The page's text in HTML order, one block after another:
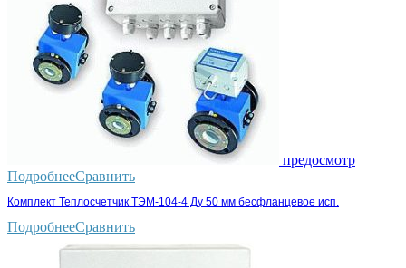
предосмотр
ПодробнееСравнить
Комплект Теплосчетчик ТЭМ-104-4 Ду 50 мм бесфланцевое исп.
ПодробнееСравнить